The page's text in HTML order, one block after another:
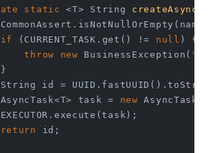
static <T> String
if
(CURRENT_TASK.get() != null ) {
throw
new BusinessException( "无
id =
task =
new
return
id;